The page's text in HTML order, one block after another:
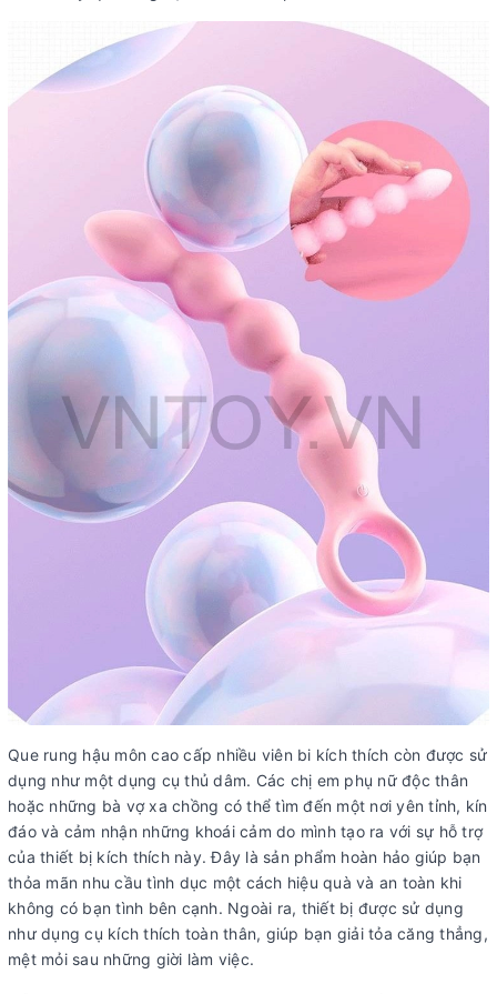
Que rung hậu môn cao cấp nhiều viên bi kích thích còn được sử
dụng như một dụng cụ thủ dâm. Các chị em phụ nữ độc thân
hoặc những bà vợ xa chồng có thể tìm đến một nơi yên tỉnh, kín
đáo và cảm nhận những khoái cảm do mình tạo ra với sự hỗ trợ
của thiết bị kích thích này. Đây là sản phẩm hoàn hảo giúp bạn
thỏa mãn nhu cầu tình dục một cách hiệu quà và an toàn khi
không có bạn tình bên cạnh. Ngoài ra, thiết bị được sử dụng
như dụng cụ kích thích toàn thân, giúp bạn giải tỏa căng thẳng,
mệt mỏi sau những giời làm việc.